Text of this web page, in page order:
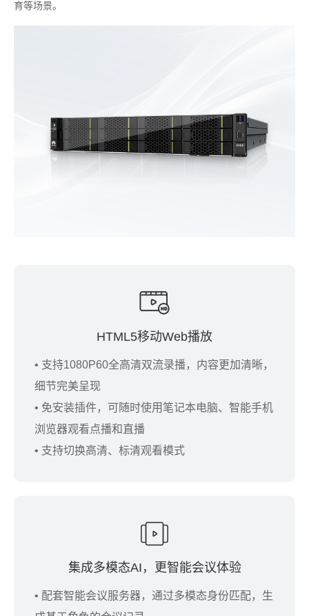
育等场景。
HTML5移动Web播放
• 支持1080P60全高清双流录播，内容更加清晰，
细节完美呈现
• 免安装插件，可随时使用笔记本电脑、智能手机
浏览器观看点播和直播
• 支持切换高清、标清观看模式
集成多模态AI，更智能会议体验
• 配套智能会议服务器，通过多模态身份匹配，生